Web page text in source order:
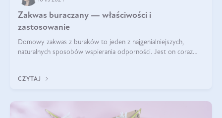
Zakwas buraczany — właściwości i
zastosowanie
Domowy zakwas z buraków to jeden z najgenialniejszych,
naturalnych sposobów wspierania odporności. Jest on coraz
CZYTAJ